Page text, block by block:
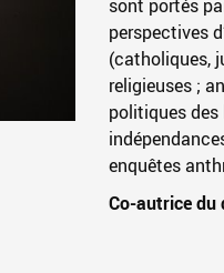
sont portés
perspectives
(catholiques,
religieuses ;
politiques
enquêtes
Co-autrice du